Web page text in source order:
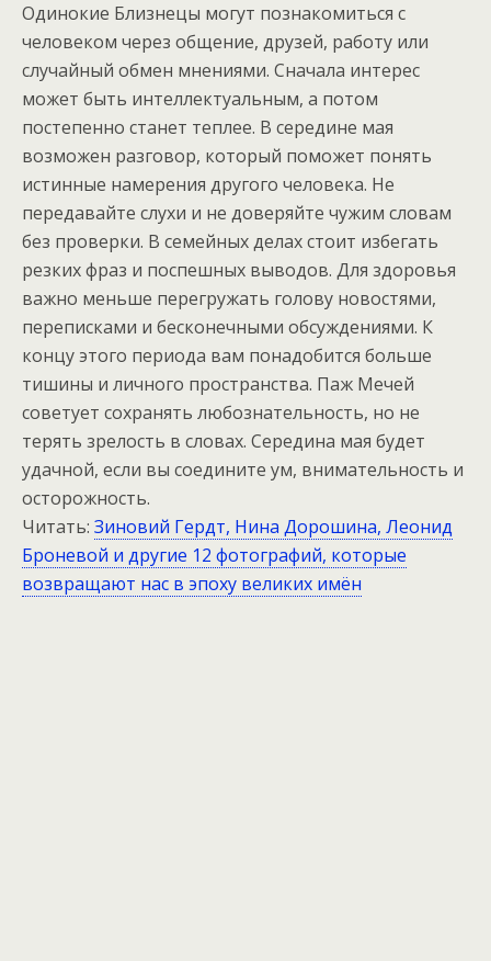
Одинокие Близнецы могут познакомиться с
человеком через общение, друзей, работу или
случайный обмен мнениями. Сначала интерес
может быть интеллектуальным, а потом
постепенно станет теплее. В середине мая
возможен разговор, который поможет понять
истинные намерения другого человека. Не
передавайте слухи и не доверяйте чужим словам
без проверки. В семейных делах стоит избегать
резких фраз и поспешных выводов. Для здоровья
важно меньше перегружать голову новостями,
переписками и бесконечными обсуждениями. К
концу этого периода вам понадобится больше
тишины и личного пространства. Паж Мечей
советует сохранять любознательность, но не
терять зрелость в словах. Середина мая будет
удачной, если вы соедините ум, внимательность и
осторожность.
Читать: Зиновий Гердт, Нина Дорошина, Леонид
Броневой и другие 12 фотографий, которые
возвращают нас в эпоху великих имён